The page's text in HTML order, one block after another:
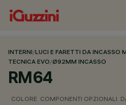
INTERNI/LUCI E FARETTI DA INCASSO
TECNICA EVO/Ø92MM INCASSO
RM64
COLORE COMPONENTI OPZIONALI